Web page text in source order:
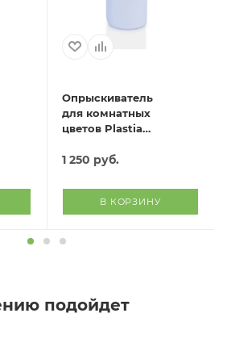
Опрыскиватель
для комнатных
цветов Plastia
1 250 руб.
В КОРЗИНУ
подойдет